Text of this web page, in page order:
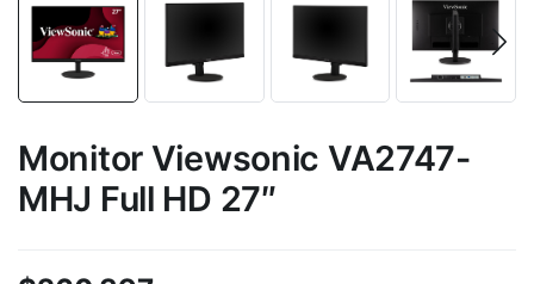
Monitor Viewsonic VA2747-
MHJ Full HD 27″